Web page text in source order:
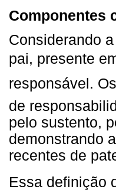
Componentes
Considerando
pai, presente
responsável.
de
pelo sustento,
demonstrando
recentes de
Essa definição